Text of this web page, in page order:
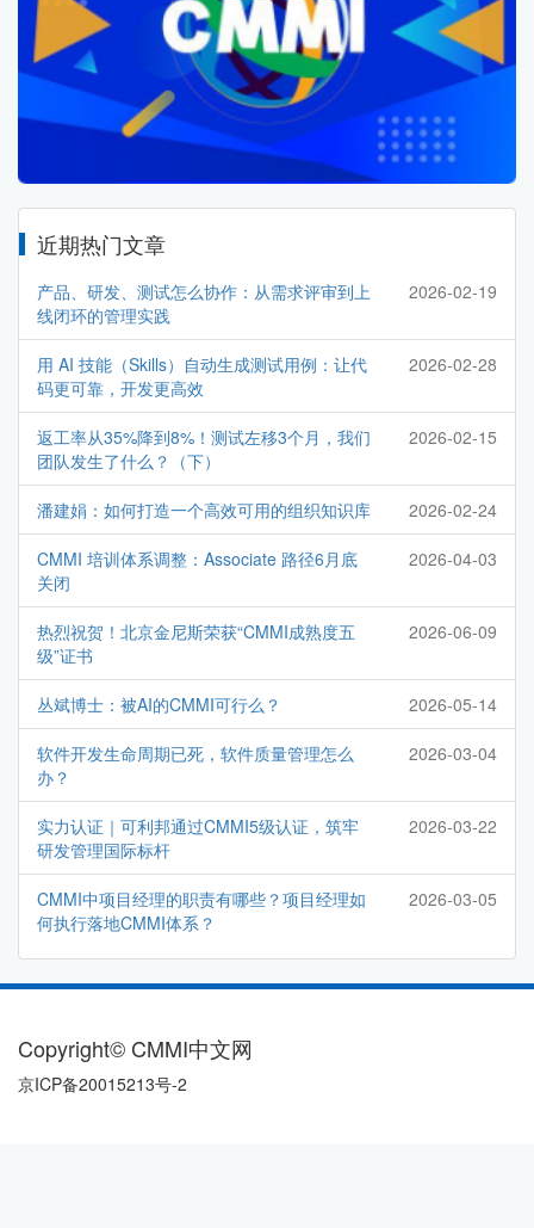
近期热门文章
产品、研发、测试怎么协作：从需求评审到上
线闭环的管理实践
2026-02-19
用 AI 技能（Skills）自动生成测试用例：让代
码更可靠，开发更高效
2026-02-28
返工率从35%降到8%！测试左移3个月，我们
团队发生了什么？（下）
2026-02-15
潘建娟：如何打造一个高效可用的组织知识库 2026-02-24
CMMI 培训体系调整：Associate 路径6月底
关闭
2026-04-03
热烈祝贺！北京金尼斯荣获“CMMI成熟度五
级”证书
2026-06-09
丛斌博士：被AI的CMMI可行么？ 2026-05-14
软件开发生命周期已死，软件质量管理怎么
办？
2026-03-04
实力认证｜可利邦通过CMMI5级认证，筑牢
研发管理国际标杆
2026-03-22
CMMI中项目经理的职责有哪些？项目经理如
何执行落地CMMI体系？
2026-03-05
Copyright© CMMI中文网
京ICP备20015213号-2